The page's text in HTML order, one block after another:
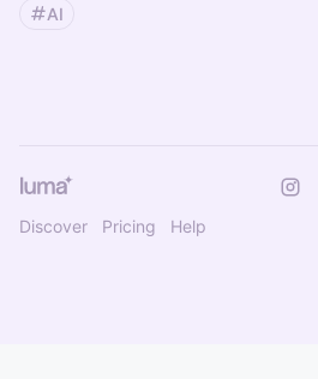
AI
Discover Pricing Help